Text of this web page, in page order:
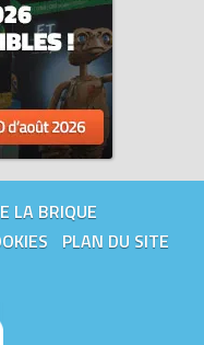
LA BRIQUE
PLAN DU SITE